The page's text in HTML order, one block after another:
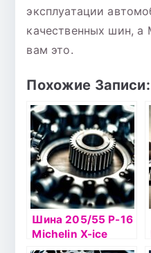
эксплуатации
качественных шин, а
вам это.
Похожие Записи:
Шина 205/55 Р-16
Michelin X-ice
North 4 94Тб/к ш